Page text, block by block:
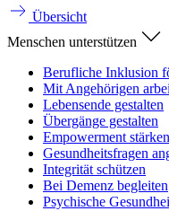
Übersicht
Menschen unterstützen
Berufliche Inklusion
Mit Angehörigen
Lebensende gestalten
Übergänge gestalten
Empowerment stärken
Gesundheitsfragen
Integrität schützen
Bei Demenz begleiten
Psychische